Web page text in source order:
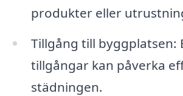
produkter eller
Tillgång till byggplatsen:
tillgångar kan påverka
städningen.